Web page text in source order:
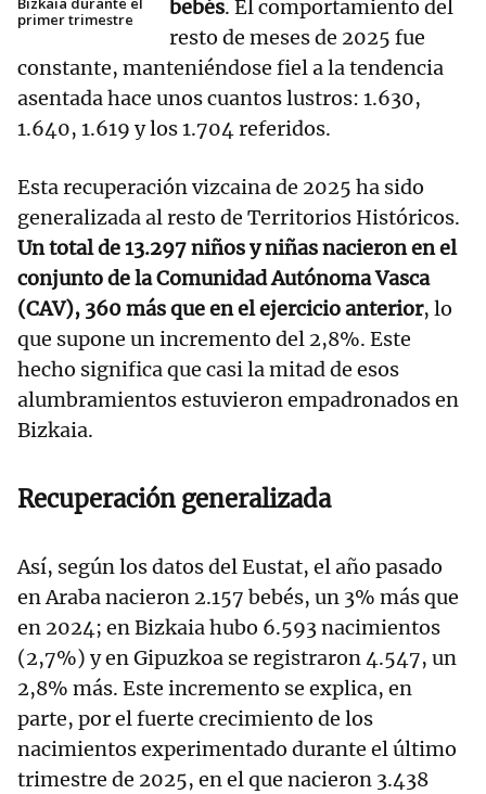
primer trimestre
bebés. El comportamiento del
resto de meses de 2025 fue
constante, manteniéndose fiel a la tendencia
asentada hace unos cuantos lustros: 1.630,
1.640, 1.619 y los 1.704 referidos.
Esta recuperación vizcaina de 2025 ha sido
generalizada al resto de Territorios Históricos.
Un total de 13.297 niños y niñas nacieron en el
conjunto de la Comunidad Autónoma Vasca
(CAV), 360 más que en el ejercicio anterior, lo
que supone un incremento del 2,8%. Este
hecho significa que casi la mitad de esos
alumbramientos estuvieron empadronados en
Bizkaia.
Recuperación generalizada
Así, según los datos del Eustat, el año pasado
en Araba nacieron 2.157 bebés, un 3% más que
en 2024; en Bizkaia hubo 6.593 nacimientos
(2,7%) y en Gipuzkoa se registraron 4.547, un
2,8% más. Este incremento se explica, en
parte, por el fuerte crecimiento de los
nacimientos experimentado durante el último
trimestre de 2025, en el que nacieron 3.438